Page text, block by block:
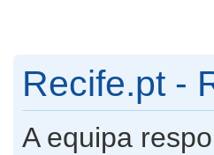
Recife.pt -
A equipa